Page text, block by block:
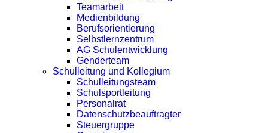
Teamarbeit
Medienbildung
Berufsorientierung
Selbstlernzentrum
AG Schulentwicklung
Genderteam
Schulleitung und Kollegium
Schulleitungsteam
Schulsportleitung
Personalrat
Datenschutzbeauftragter
Steuergruppe